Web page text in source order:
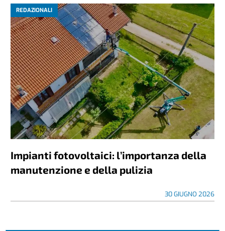
REDAZIONALI
Impianti fotovoltaici: l’importanza della
manutenzione e della pulizia
30 GIUGNO 2026